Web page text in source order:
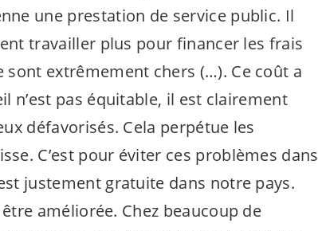
une prestation de service public. Il
travailler plus pour financer les frais
sont extrêmement chers (…). Ce coût a
n’est pas équitable, il est clairement
défavorisés. Cela perpétue les
C’est pour éviter ces problèmes dans
justement gratuite dans notre pays.
améliorée. Chez beaucoup de